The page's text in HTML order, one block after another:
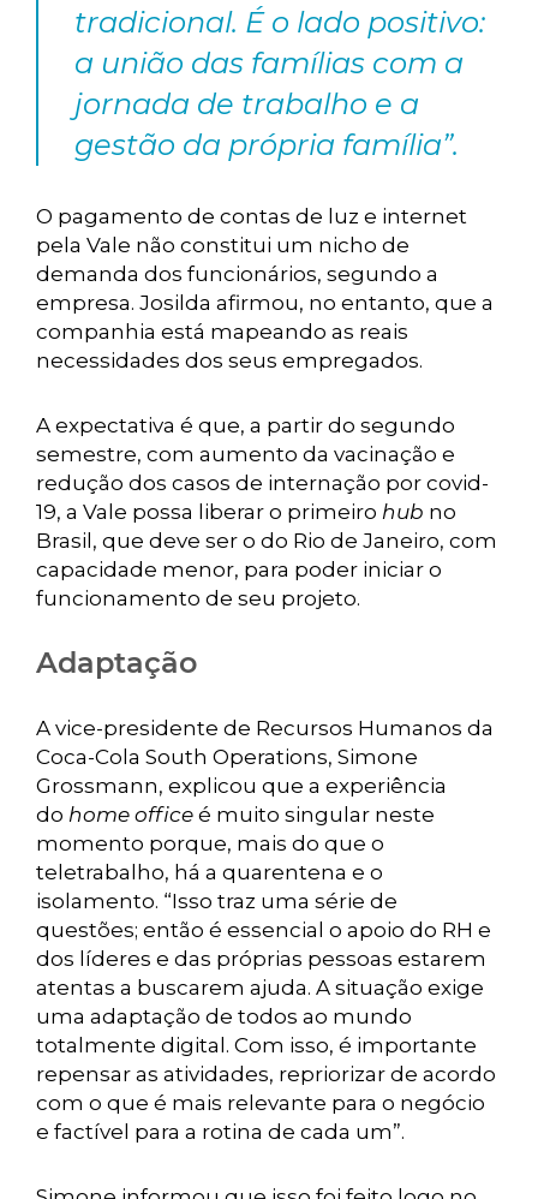
tradicional. É o lado positivo:
a união das famílias com a
jornada de trabalho e a
gestão da própria família”.
O pagamento de contas de luz e internet
pela Vale não constitui um nicho de
demanda dos funcionários, segundo a
empresa. Josilda afirmou, no entanto, que a
companhia está mapeando as reais
necessidades dos seus empregados.
A expectativa é que, a partir do segundo
semestre, com aumento da vacinação e
redução dos casos de internação por covid-
19, a Vale possa liberar o primeiro hub no
Brasil, que deve ser o do Rio de Janeiro, com
capacidade menor, para poder iniciar o
funcionamento de seu projeto.
Adaptação
A vice-presidente de Recursos Humanos da
Coca-Cola South Operations, Simone
Grossmann, explicou que a experiência
do home office é muito singular neste
momento porque, mais do que o
teletrabalho, há a quarentena e o
isolamento. “Isso traz uma série de
questões; então é essencial o apoio do RH e
dos líderes e das próprias pessoas estarem
atentas a buscarem ajuda. A situação exige
uma adaptação de todos ao mundo
totalmente digital. Com isso, é importante
repensar as atividades, repriorizar de acordo
com o que é mais relevante para o negócio
e factível para a rotina de cada um”.